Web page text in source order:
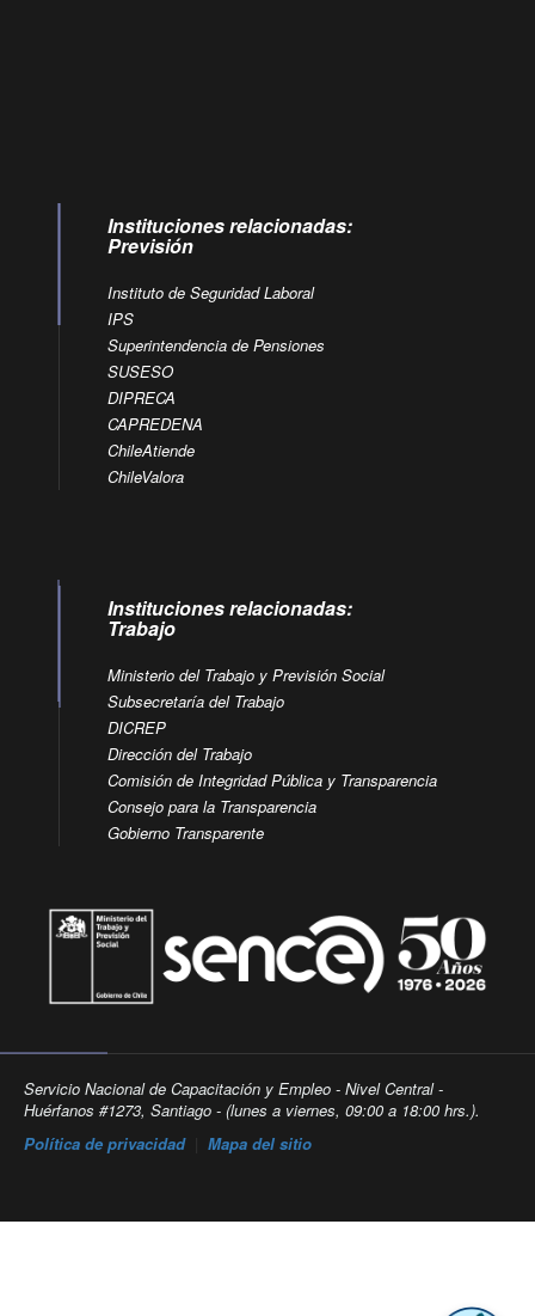
Instituciones relacionadas:
Previsión
Instituto de Seguridad Laboral
IPS
Superintendencia de Pensiones
SUSESO
DIPRECA
CAPREDENA
ChileAtiende
ChileValora
Instituciones relacionadas:
Trabajo
Ministerio del Trabajo y Previsión Social
Subsecretaría del Trabajo
DICREP
Dirección del Trabajo
Comisión de Integridad Pública y Transparencia
Consejo para la Transparencia
Gobierno Transparente
Servicio Nacional de Capacitación y Empleo - Nivel Central -
Huérfanos #1273, Santiago - (lunes a viernes, 09:00 a 18:00 hrs.).
Política de privacidad| Mapa del sitio